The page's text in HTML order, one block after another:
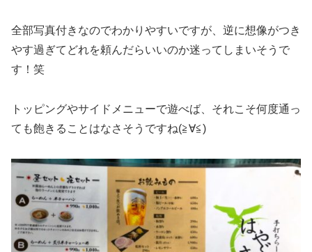
全部写真付きなのでわかりやすいですが、逆に想像がつき
やす過ぎてどれを頼んだらいいのか迷ってしまいそうで
す！笑
トッピングやサイドメニューで遊べば、それこそ何度通っ
ても飽きることはなさそうですね(≧∀≦)